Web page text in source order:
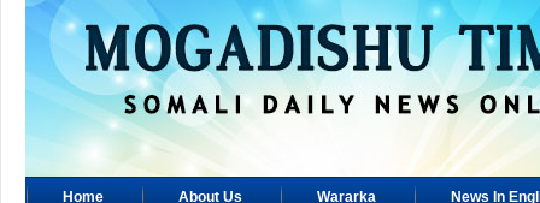
Home About Us Wararka News In